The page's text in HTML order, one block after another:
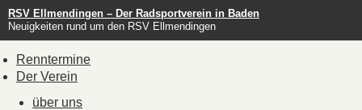
RSV Ellmendingen – Der Radsportverein in Baden
Neuigkeiten rund um den RSV Ellmendingen
Renntermine
Der Verein
über uns